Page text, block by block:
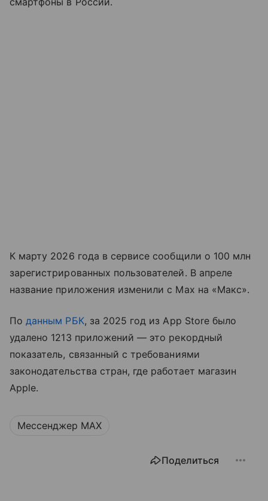
К марту 2026 года в сервисе сообщили о 100 млн
зарегистрированных пользователей. В апреле
название приложения изменили с Max на «Макс».
Поданным РБК, за 2025 год из App Store было
удалено 1213 приложений — это рекордный
показатель, связанный с требованиями
законодательства стран, где работает магазин
Apple.
Мессенджер MAX
Поделиться